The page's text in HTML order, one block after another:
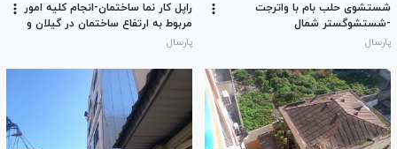
شستشوی حلب بام با واترجت
-شستشوگستر شمال
پارسال
راپل کار نما ساختمان-انجام کلیه امور
مربوط به ارتفاع ساختمان در گیلان و
مازندران 09118437158
پارسال